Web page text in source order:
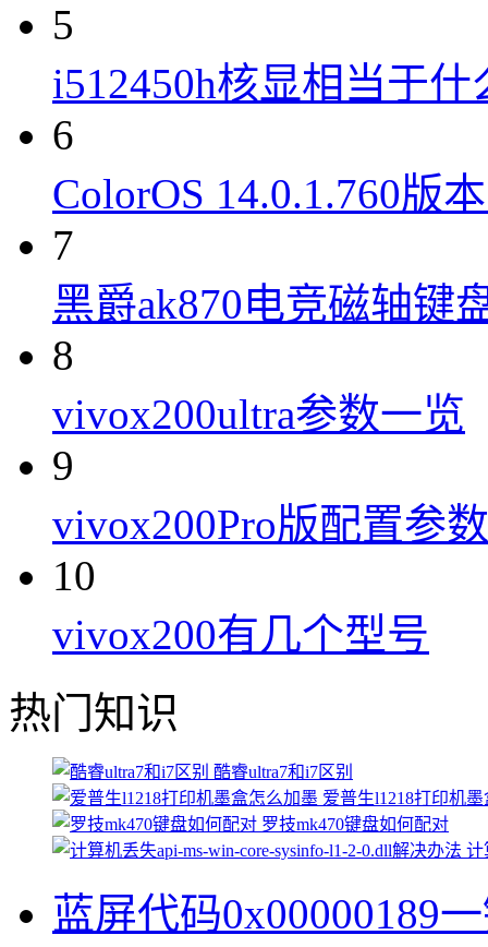
5
i512450h核显相当于什
6
ColorOS 14.0.1.760版
7
黑爵ak870电竞磁轴键
8
vivox200ultra参数一览
9
vivox200Pro版配置参数
10
vivox200有几个型号
热门知识
酷睿ultra7和i7区别
爱普生l1218打印机
罗技mk470键盘如何配对
计
蓝屏代码0x00000189